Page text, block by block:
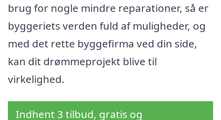
brug for nogle mindre reparationer, så er
byggeriets verden fuld af muligheder, og
med det rette byggefirma ved din side,
kan dit drømmeprojekt blive til
virkelighed.
Indhent 3 tilbud, gratis og